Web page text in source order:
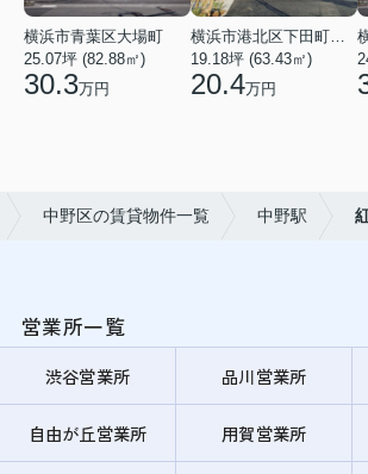
横浜市青葉区大場町
25.07坪 (82.88㎡)
30.3万円
19.18坪 (63.43㎡)
20.4万円
中野区の賃貸物件一覧 中野駅
営業所一覧
渋谷営業所 品川営業所
自由が丘営業所 用賀営業所